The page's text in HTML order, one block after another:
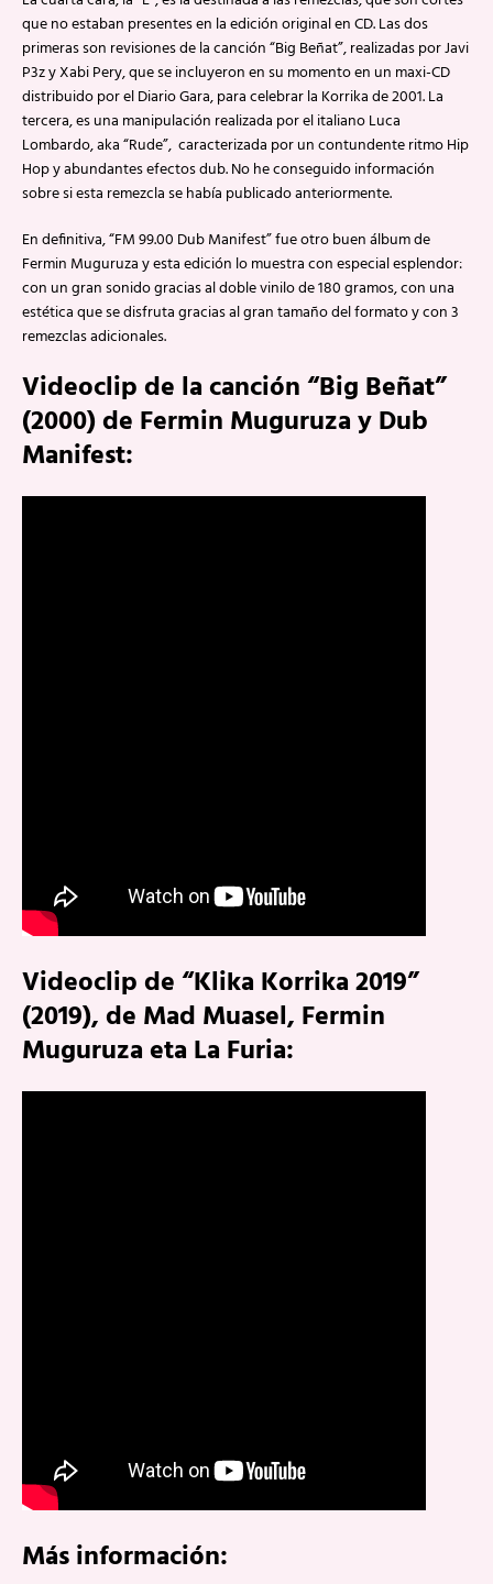
que no estaban presentes en la edición original en CD. Las dos
primeras son revisiones de la canción “Big Beñat”, realizadas por Javi
P3z y Xabi Pery, que se incluyeron en su momento en un maxi-CD
distribuido por el Diario Gara, para celebrar la Korrika de 2001. La
tercera, es una manipulación realizada por el italiano Luca
Lombardo, aka “Rude”, caracterizada por un contundente ritmo Hip
Hop y abundantes efectos dub. No he conseguido información
sobre si esta remezcla se había publicado anteriormente.
En definitiva, “FM 99.00 Dub Manifest” fue otro buen álbum de
Fermin Muguruza y esta edición lo muestra con especial esplendor:
con un gran sonido gracias al doble vinilo de 180 gramos, con una
estética que se disfruta gracias al gran tamaño del formato y con 3
remezclas adicionales.
Videoclip de la canción “Big Beñat”
(2000) de Fermin Muguruza y Dub
Manifest:
Videoclip de “Klika Korrika 2019”
(2019), de Mad Muasel, Fermin
Muguruza eta La Furia:
Más información: